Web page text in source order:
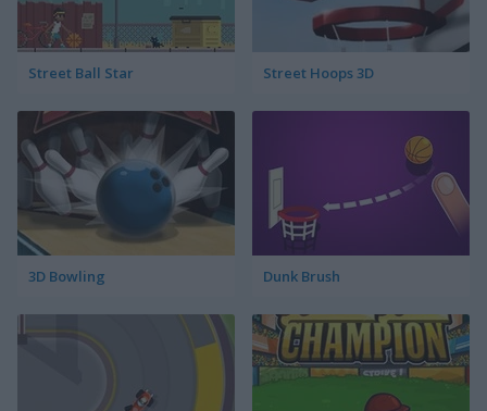
Street Ball Star Street Hoops 3D
3D Bowling Dunk Brush